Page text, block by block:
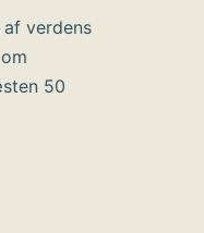
verdens
50